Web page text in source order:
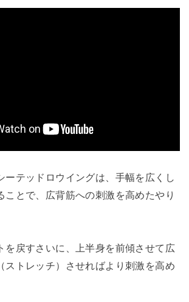
ーテッドロウイングは、手幅を広くし
ことで、広背筋への刺激を高めたやり
を戻すさいに、上半身を前傾させて広
ストレッチ）させればより刺激を高め